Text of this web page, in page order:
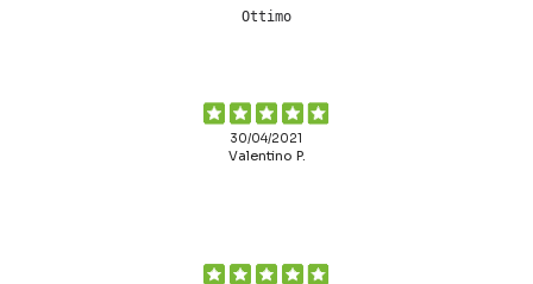
Ottimo
30/04/2021
Valentino P.